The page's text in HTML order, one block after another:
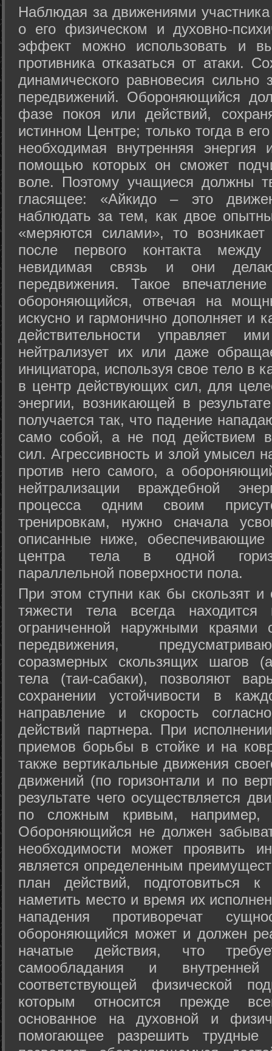
Hаблюдая за движениями
о его физическом и духовно-
эффект можно использовать и
противника отказаться от атаки.
динамического равновесия сильно
передвижений. Обороняющийся
фазе покоя или действий,
истинном Центре; только тогда в
необходимая внутренняя
помощью которых он сможет
воле. Поэтому учащиеся должны
гласящее: «Айкидо – это
наблюдать за тем, как двое
«меряются силами», то возникает
после первого контакта
невидимая связь и они
передвижения. Такое
обороняющийся, отвечая на
искусно и гармонично дополняет и
действительности управляет
нейтрализует их или даже
инициатора, используя свое тело в
в центр действующих сил, для
энергии, возникающей в
получается так, что падение
само собой, а не под действием
сил. Агрессивность и злой умысел
против него самого, а
нейтрализации враждебной
процесса одним своим
тренировкам, нужно сначала
описанные ниже, обеспечивающие
центра тела в одной
параллельной поверхности пола.
При этом ступни как бы скользят
тяжести тела всегда
ограниченной наружными краями
передвижения,
соразмерных скользящих шагов
тела (таи-сабаки), позволяют
сохранении устойчивости в
направление и скорость
действий партнера. При
приемов борьбы в стойке и на
также вертикальные движения
движений (по горизонтали и по
результате чего осуществляется
по сложным кривым, например,
Обороняющийся не должен
необходимости может проявить
является определенным
план действий, подготовиться
наметить место и время их
нападения противоречат
обороняющийся может и должен
начатые действия, что
самообладания и
соответствующей физической
которым относится прежде
основанное на духовной и
помогающее разрешить